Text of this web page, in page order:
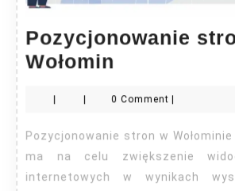
Pozycjonowanie
Wołomin
Wołomin
0 Comment
Pozycjonowanie stron w Wołominie to proces, który
ma na celu zwiększenie
internetowych w wynikach